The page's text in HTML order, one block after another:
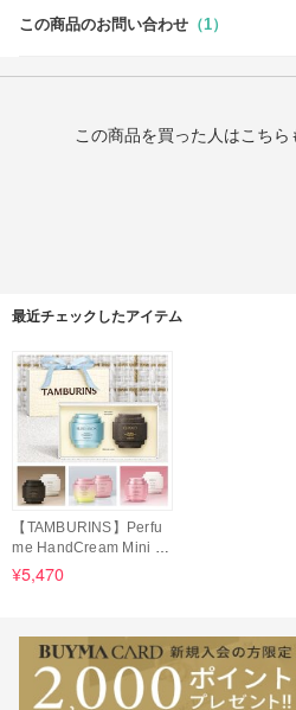
この商品のお問い合わせ （1）
この商品を買った人はこち
最近チェックしたアイテム
【TAMBURINS】Perfu
me HandCream Mini D
uo Set ショッパー付き
¥5,470